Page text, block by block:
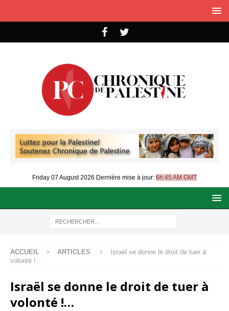
Friday 07 August 2026 Dernière mise à jour: 6h:45 AM GMT
ACCUEIL ARTICLES
Israël se donne le droit de tuer à
volonté !…
Israël se donne le droit de tuer à
volonté !…